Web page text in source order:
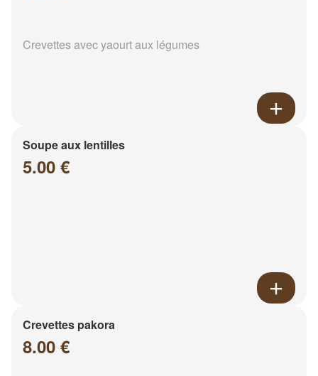
Crevettes avec yaourt aux légumes
Soupe aux lentilles
5.00 €
Crevettes pakora
8.00 €